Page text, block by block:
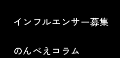
インフルエンサー募集
のんべえコラム